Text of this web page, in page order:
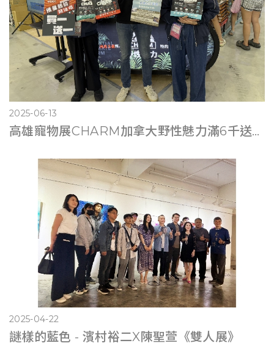
2025-06-13
高雄寵物展CHARM加拿大野性魅力滿6千送遊艇體驗
2025-04-22
謎樣的藍色 - 濱村裕二X陳聖萱《雙人展》